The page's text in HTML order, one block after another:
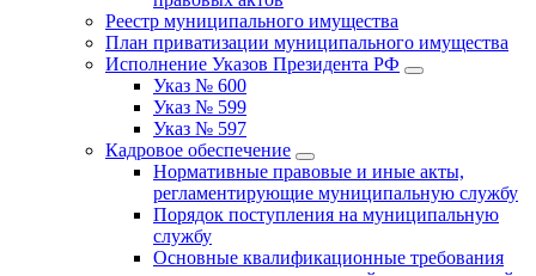
Реестр муниципального имущества
План приватизации муниципального имущества
Исполнение Указов Президента РФ
Указ № 600
Указ № 599
Указ № 597
Кадровое обеспечение
Нормативные правовые и иные акты,
регламентирующие муниципальную службу
Порядок поступления на муниципальную
службу
Основные квалификационные требования